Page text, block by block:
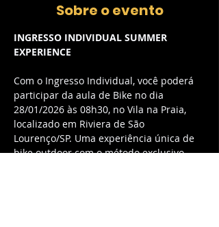
Sobre o evento
INGRESSO INDIVIDUAL SUMMER
EXPERIENCE
Com o Ingresso Individual, você poderá
participar da aula de Bike no dia
28/01/2026 às 08h30, no Vila na Praia,
localizado em Riviera de São
Lourenço/SP. Uma experiência única de
bike outdoor com o método exclusivo